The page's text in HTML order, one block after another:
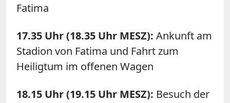
Fatima
17.35 Uhr (18.35 Uhr MESZ): Ankunft am
Stadion von Fatima und Fahrt zum
Heiligtum im offenen Wagen
18.15 Uhr (19.15 Uhr MESZ): Besuch der